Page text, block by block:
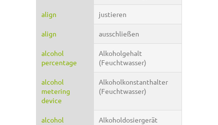
align justieren
align ausschließen
alcohol
percentage
Alkoholgehalt
(Feuchtwasser)
alcohol
metering
device
Alkoholkonstanthalter
(Feuchtwasser)
alcohol
Alkoholdosiergerät